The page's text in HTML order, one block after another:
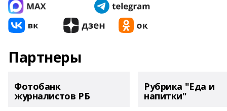
Партнеры
Фотобанк
журналистов РБ
Рубрика "Еда и
напитки"